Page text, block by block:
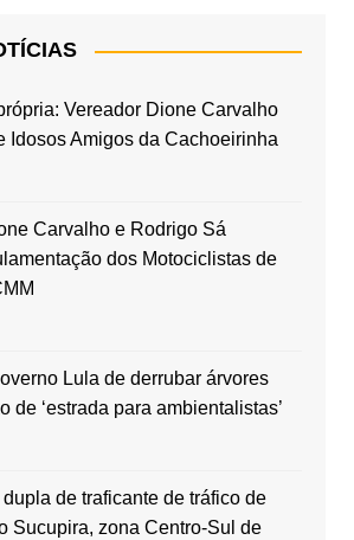
Vereador Dione Carvalho
Idosos Amigos da Cachoeirinha
Carvalho e Rodrigo Sá
dos Motociclistas de
Lula de derrubar árvores
de ‘estrada para ambientalistas’
de traficante de tráfico de
Sucupira, zona Centro-Sul de